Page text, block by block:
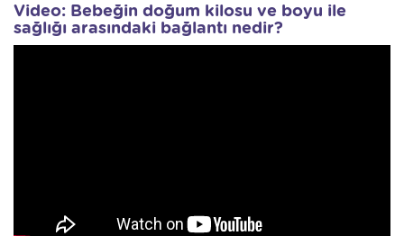
Video: Bebeğin doğum kilosu ve boyu ile
sağlığı arasındaki bağlantı nedir?